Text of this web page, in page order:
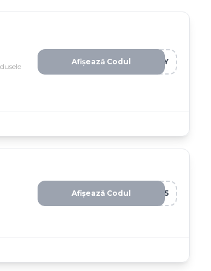
DAY
Afișează Codul
G35
Afișează Codul